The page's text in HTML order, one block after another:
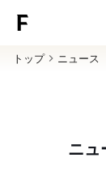
トップ ニュース
ニュ